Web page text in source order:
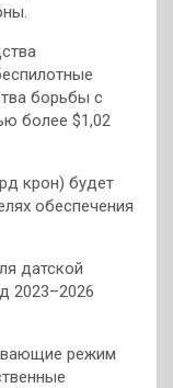
борьбы с
более $1,02
крон) будет
обеспечения
датской
2023–2026
режим